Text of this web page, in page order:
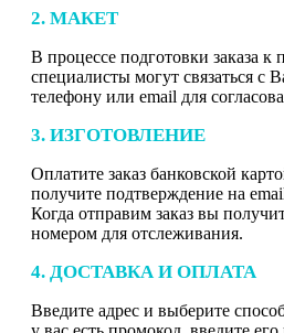
2. МАКЕТ
В процессе подготовки заказа к
специалисты могут связаться с
телефону или email для
3. ИЗГОТОВЛЕНИЕ
Оплатите заказ банковской
получите подтверждение на
Когда отправим заказ вы
номером для отслеживания.
4. ДОСТАВКА И ОПЛАТА
Введите адрес и выберите